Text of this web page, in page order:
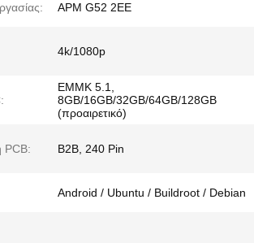
ΑΡΜ G52 2EE
4k/1080p
ΕΜΜΚ 5.1,
8GB/16GB/32GB/64GB/128GB
(προαιρετικό)
PCB: Β2Β, 240 Pin
Android / Ubuntu / Buildroot / Debian